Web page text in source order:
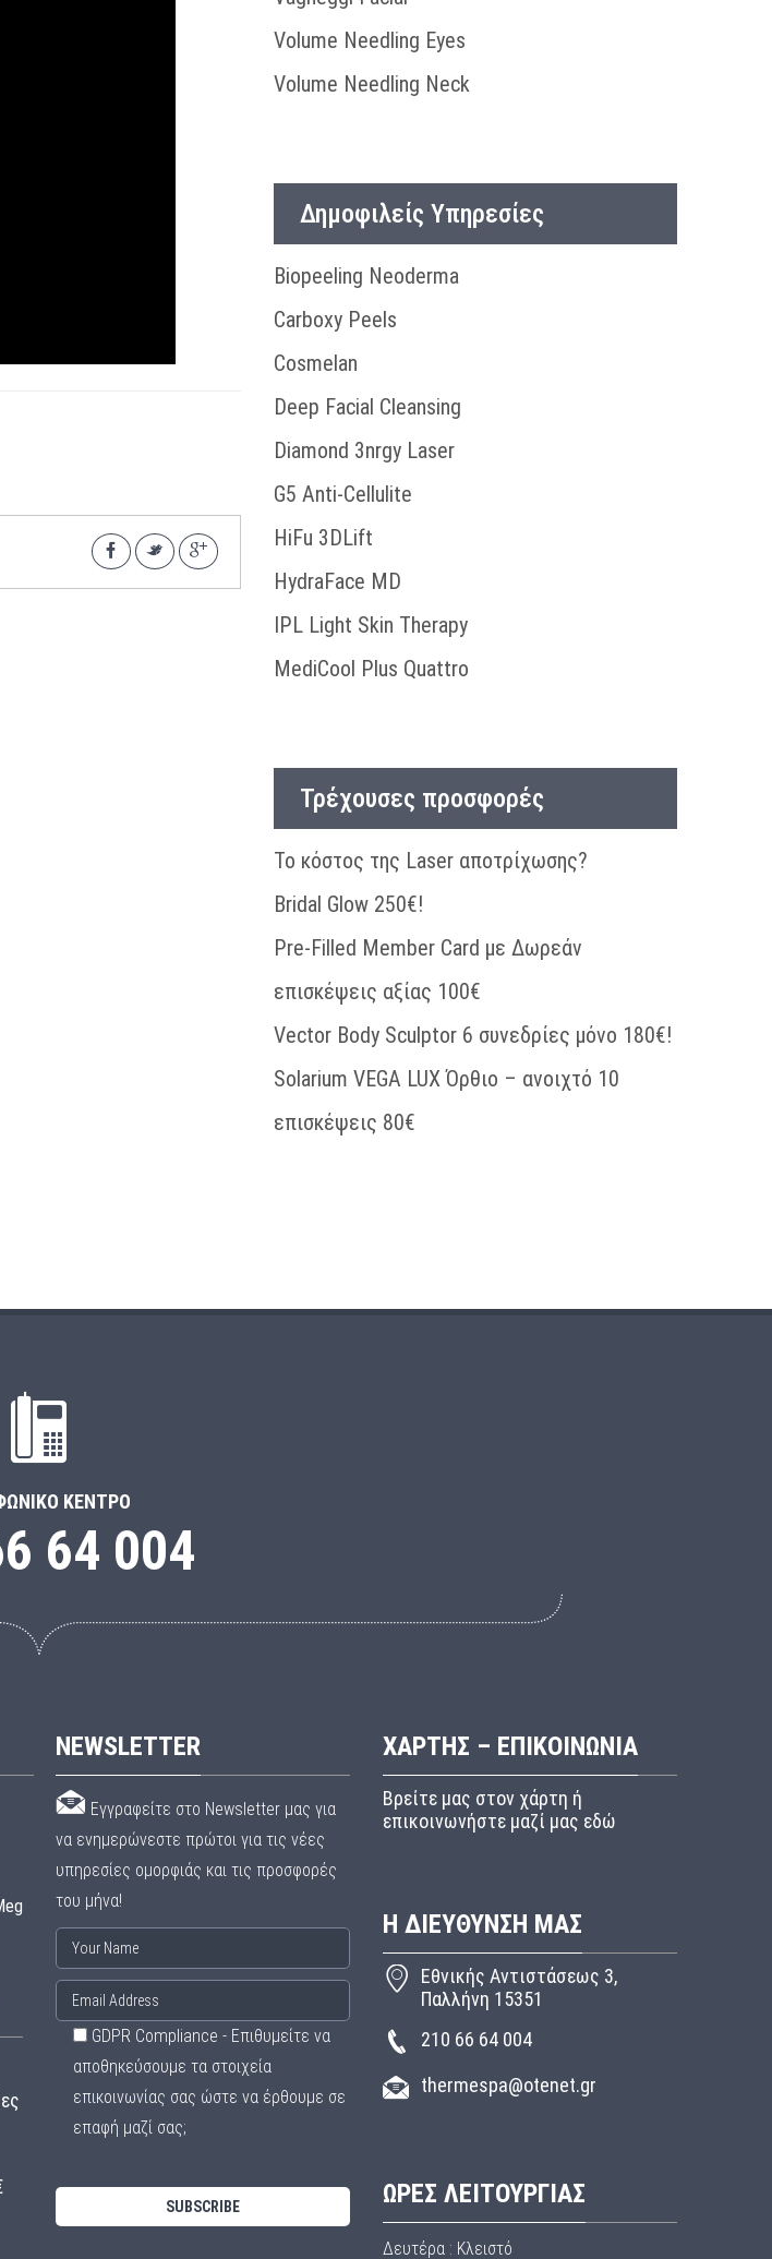
Volume Needling Eyes
Volume Needling Neck
Δημοφιλείς Υπηρεσίες
Biopeeling Neoderma
Carboxy Peels
Cosmelan
Deep Facial Cleansing
Diamond 3nrgy Laser
G5 Anti-Cellulite
HiFu 3DLift
HydraFace MD
IPL Light Skin Therapy
MediCool Plus Quattro
Τρέχουσες προσφορές
Το κόστος της Laser αποτρίχωσης?
Bridal Glow 250€!
Pre-Filled Member Card με Δωρεάν
επισκέψεις αξίας 100€
Vector Body Sculptor 6 συνεδρίες μόνο 180€!
Solarium VEGA LUX Όρθιο – ανοιχτό 10
επισκέψεις 80€
ΚΈΝΤΡΟ
64 004
NEWSLETTER
Εγγραφείτε στο Newsletter μας για
να ενημερώνεστε πρώτοι για τις νέες
υπηρεσίες ομορφιάς και τις προσφορές
του μήνα!
GDPR Compliance - Επιθυμείτε να
αποθηκεύσουμε τα στοιχεία
επικοινωνίας σας ώστε να έρθουμε σε
επαφή μαζί σας;
ΧΑΡΤΗΣ – ΕΠΙΚΟΙΝΩΝΙΑ
Βρείτε μας στον χάρτη ή
επικοινωνήστε μαζί μας εδώ
Η ΔΙΕΥΘΥΝΣΗ ΜΑΣ
Εθνικής Αντιστάσεως 3,
Παλλήνη 15351
210 66 64 004
thermespa@otenet.gr
ΩΡΕΣ ΛΕΙΤΟΥΡΓΙΑΣ
Δευτέρα : Κλειστό